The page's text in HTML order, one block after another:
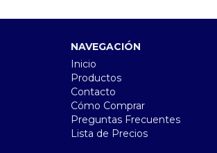
NAVEGACIÓN
Inicio
Productos
Contacto
Cómo Comprar
Preguntas Frecuentes
Lista de Precios